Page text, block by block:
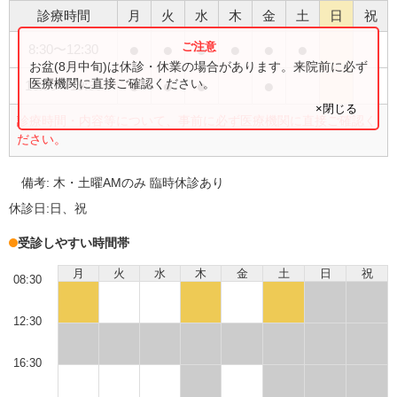
診療時間 月 火 水 木 金 土 日 祝
●
16:30〜19:30 ● ● ●
診療時間・内容等について、事前に必ず医療機関に直接ご確認く
ださい。
お盆(8月中旬)は休診・休業の場合があります。来院前に必ず
医療機関に直接ご確認ください。
×閉じる
備考: 木・土曜AMのみ 臨時休診あり
休診日:日、祝
受診しやすい時間帯
月 火 水 木 金 土 日 祝
08:30
12:30
16:30